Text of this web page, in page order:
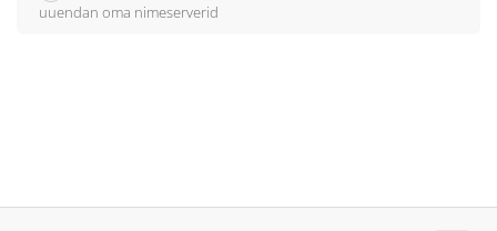
uuendan oma nimeserverid